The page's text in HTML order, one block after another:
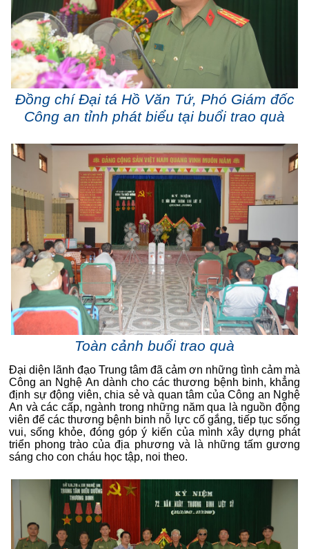
Đồng chí Đại tá Hồ Văn Tứ, Phó Giám đốc
Công an tỉnh phát biểu tại buổi trao quà
Toàn cảnh buổi trao quà
Đại diện lãnh đạo Trung tâm đã cảm ơn những tình cảm mà
Công an Nghệ An dành cho các thương bệnh binh, khẳng
định sự động viên, chia sẻ và quan tâm của Công an Nghệ
An và các cấp, ngành trong những năm qua là nguồn động
viên để các thương bệnh binh nỗ lực cố gắng, tiếp tục sống
vui, sống khỏe, đóng góp ý kiến của mình xây dựng phát
triển phong trào của địa phương và là những tấm gương
sáng cho con cháu học tập, noi theo.